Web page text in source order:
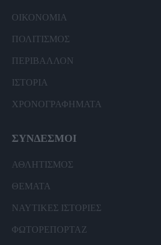
ΟΙΚΟΝΟΜΙΑ
ΠΟΛΙΤΙΣΜΟΣ
ΠΕΡΙΒΑΛΛΟΝ
ΙΣΤΟΡΙΑ
ΧΡΟΝΟΓΡΑΦΗΜΑΤΑ
ΣΥΝΔΕΣΜΟΙ
ΑΘΛΗΤΙΣΜΟΣ
ΘΕΜΑΤΑ
ΝΑΥΤΙΚΕΣ ΙΣΤΟΡΙΕΣ
ΦΩΤΟΡΕΠΟΡΤΑΖ